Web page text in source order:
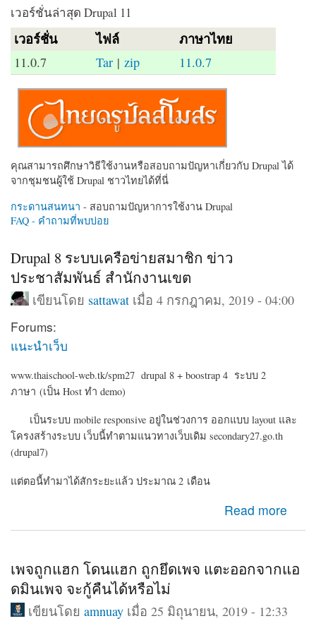
เวอร์ชั่นล่าสุด Drupal 11
เวอร์ชั่น ไฟล์ ภาษาไทย
11.0.7 Tar | zip 11.0.7
คุณสามารถศึกษาวิธีใช้งานหรือสอบถามปัญหาเกี่ยวกับ Drupal ได้
จากชุมชนผู้ใช้ Drupal ชาวไทยได้ที่นี่
กระดานสนทนา - สอบถามปัญหาการใช้งาน Drupal
FAQ - คำถามที่พบบ่อย
Drupal 8 ระบบเครือข่ายสมาชิก ข่าว
ประชาสัมพันธ์ สำนักงานเขต
เขียนโดย sattawat เมื่อ 4 กรกฎาคม, 2019 - 04:00
Forums:
แนะนำเว็บ
www.thaischool-web.tk/spm27 drupal 8 + boostrap 4 ระบบ 2
ภาษา (เป็น Host ทำ demo)
เป็นระบบ mobile responsive อยู่ในช่วงการ ออกแบบ layout และ
โครงสร้างระบบ เว็บนี้ทำตามแนวทางเว็บเดิม secondary27.go.th
(drupal7)
แต่ตอนี้ทำมาได้สักระยะแล้ว ประมาณ 2 เดือน
Read more
about Drupal 8 ระบบเครือข่ายสมาชิก ข่าวประชาสัมพันธ์
สำนักงานเขต
เพจถูกแฮก โดนแฮก ถูกยึดเพจ แตะออกจากแอ
ดมินเพจ จะกู้คืนได้หรือไม่
เขียนโดย amnuay เมื่อ 25 มิถุนายน, 2019 - 12:33